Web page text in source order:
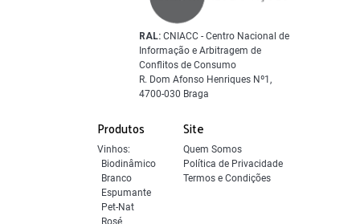
Produtos
Vinhos:
Biodinâmico
Branco
Espumante
Pet-Nat
Site
Quem Somos
Política de Privacidade
Termos e Condições
RAL: CNIACC - Centro Nacional de
Informação e Arbitragem de
Conflitos de Consumo
R. Dom Afonso Henriques Nº1,
4700-030 Braga